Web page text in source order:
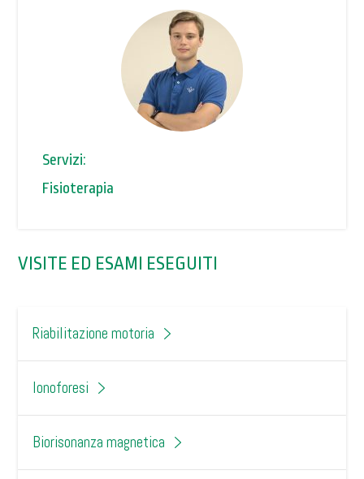
Servizi:
Fisioterapia
VISITE ED ESAMI ESEGUITI
Riabilitazione motoria
Ionoforesi
Biorisonanza magnetica